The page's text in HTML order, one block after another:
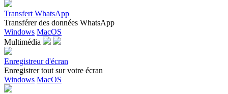
Transfert WhatsApp
Transférer des données WhatsApp
Windows MacOS
Multimédia
Enregistreur d'écran
Enregistrer tout sur votre écran
Windows MacOS